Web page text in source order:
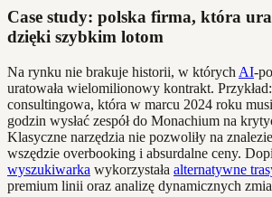
Case study: polska firma, która
dzięki szybkim lotom
Na rynku nie brakuje historii, w których AI-
uratowała wielomilionowy kontrakt.
consultingowa, która w marcu 2024 roku
godzin wysłać zespół do Monachium na
Klasyczne narzędzia nie pozwoliły na
wszędzie overbooking i absurdalne ceny.
wyszukiwarka wykorzystała alternatywne
premium linii oraz analizę dynamicznych